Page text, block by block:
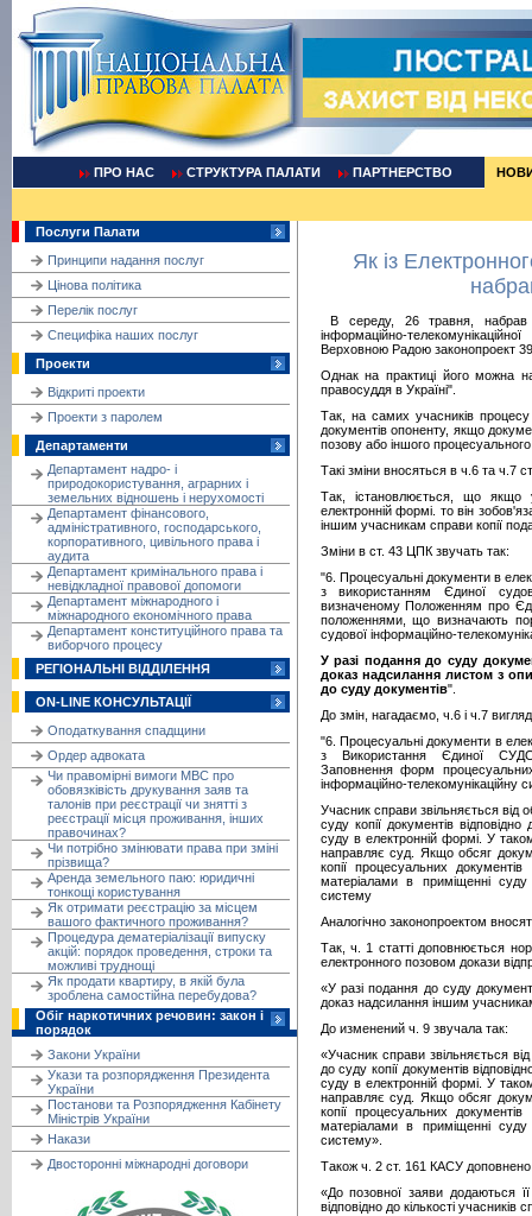
ПРО НАС СТРУКТУРА ПАЛАТИ ПАРТНЕРСТВО
Послуги Палати
Принципи надання послуг
Цінова політика
Перелік послуг
Cпецифіка наших послуг
Проекти
Відкриті проекти
Проекти з паролем
Департаменти
Департамент надро- і
природокористування, аграрних і
земельних відношень і нерухомості
Департамент фінансового,
адміністративного, господарського,
корпоративного, цивільного права і
аудита
Департамент кримінального права і
невідкладної правової допомоги
Департамент міжнародного і
міжнародного економічного права
Департамент конституційного права та
виборчого процесу
РЕГІОНАЛЬНІ ВІДДІЛЕННЯ
ON-LINE КОНСУЛЬТАЦІЇ
Оподаткування спадщини
Ордер адвоката
Чи правомірні вимоги МВС про
обовязківість друкування заяв та
талонів при реєстрації чи знятті з
реєстрації місця проживання, інших
правочинах?
Чи потрібно змінювати права при зміні
прізвища?
Аренда земельного паю: юридичні
тонкощі користування
Як отримати реєстрацію за місцем
вашого фактичного проживання?
Процедура дематеріалізації випуску
акцій: порядок проведення, строки та
можливі труднощі
Як продати квартиру, в якій була
зроблена самостійна перебудова?
Обіг наркотичних речовин: закон і
порядок
Закони України
Укази та розпорядження Президента
України
Постанови та Розпорядження Кабінету
Міністрів України
Накази
Двосторонні міжнародні договори
Як із
В середу, 26 травня, набрав
інформаційно-
Верховною Радою законопроект
Однак на практиці його можна
правосуддя в Україні".
Так, на самих учасників
документів опоненту, якщо
позову або іншого
Такі зміни вносяться в ч.6 та ч.7
Так, істановлюється, що якщо
електронній формі. то він
іншим учасникам справи копії
Зміни в ст. 43 ЦПК звучать так:
"6. Процесуальні документи в
з використанням Єдиної
визначеному Положенням про
положеннями, що визначають
судової інформаційно-
У разі подання до суду
доказ надсилання листом з
до суду документів".
До змін, нагадаємо, ч.6 і ч.7
"6. Процесуальні документи в
з Використання Єдиної
Заповнення форм
інформаційно-телекомунікаційну
Учасник справи звільняється від
суду копії документів
суду в електронній формі. У
направляє суд. Якщо обсяг
копії процесуальних
матеріалами в приміщенні
систему
Аналогічно законопроектом
Так, ч. 1 статті доповнюється
електронного позовом докази
«У разі подання до суду
доказ надсилання іншим
До изменений ч. 9 звучала так:
«Учасник справи звільняється
до суду копії документів
суду в електронній формі. У
направляє суд. Якщо обсяг
копії процесуальних
матеріалами в приміщенні
систему».
Також ч. 2 ст. 161 КАСУ доповнено
«До позовної заяви додаються
відповідно до кількості